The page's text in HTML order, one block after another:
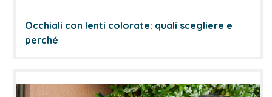
Occhiali con lenti colorate: quali scegliere e
perché